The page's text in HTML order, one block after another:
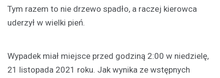
Tym razem to nie drzewo spadło, a raczej kierowca
uderzył w wielki pień.
Wypadek miał miejsce przed godziną 2:00 w niedzielę,
21 listopada 2021 roku. Jak wynika ze wstępnych